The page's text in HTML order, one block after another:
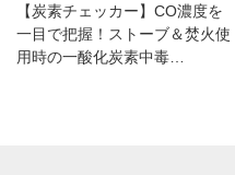
【炭素チェッカー】CO濃度を
一目で把握！ストーブ＆焚火使
用時の一酸化炭素中毒…